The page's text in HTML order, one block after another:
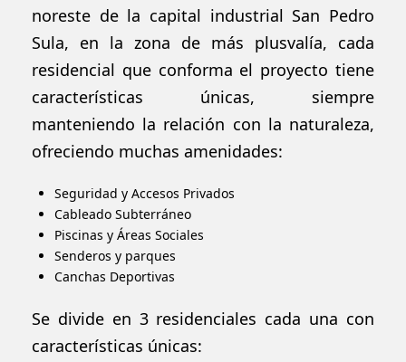
noreste de la capital industrial San Pedro
Sula, en la zona de más plusvalía, cada
residencial que conforma el proyecto tiene
características únicas, siempre
manteniendo la relación con la naturaleza,
ofreciendo muchas amenidades:
Seguridad y Accesos Privados
Cableado Subterráneo
Piscinas y Áreas Sociales
Senderos y parques
Canchas Deportivas
Se divide en 3 residenciales cada una con
características únicas: